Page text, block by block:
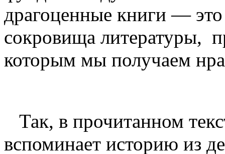
драгоценные книги —
сокровища литературы,
которым мы получаем
Так, в прочитанном
вспоминает историю из